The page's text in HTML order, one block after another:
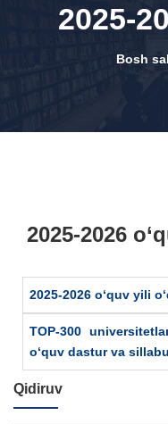
2025-
Bosh
2025-2026
2025-2026 o‘quv yili
TOP-300
o‘quv dastur va
Qidiruv